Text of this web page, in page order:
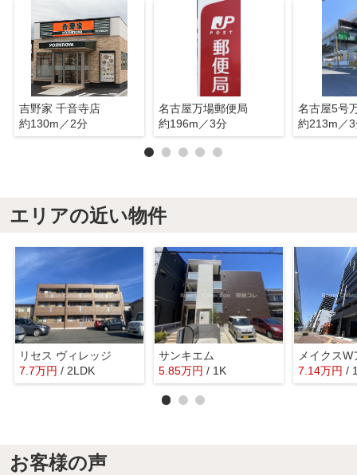
吉野家 千音寺店
約130m／2分
名古屋万場郵便局
約196m／3分
約213m／
エリアの近い物件
リセス ヴィレッジ
7.7万円 / 2LDK
サンキエム
5.85万円 / 1K 7.14万円 /
お客様の声